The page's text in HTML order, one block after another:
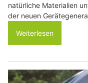
natürliche Materialien
der neuen
Weiterlesen